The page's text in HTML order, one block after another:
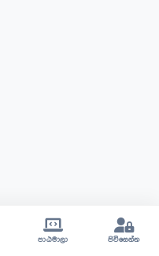
පාඨමාලා පිවිසෙන්න